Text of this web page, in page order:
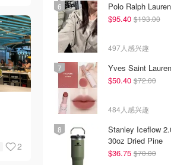
2
Polo Ralph
$95.40 $193.00
497人感兴趣
Yves Saint
$50.40 $72.00
484人感兴趣
Stanley Iceflow 2.0 吸管杯
30oz Dried Pine
$36.75 $70.00